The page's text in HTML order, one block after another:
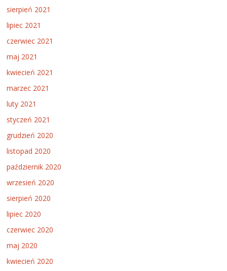
sierpień 2021
lipiec 2021
czerwiec 2021
maj 2021
kwiecień 2021
marzec 2021
luty 2021
styczeń 2021
grudzień 2020
listopad 2020
październik 2020
wrzesień 2020
sierpień 2020
lipiec 2020
czerwiec 2020
maj 2020
kwiecień 2020